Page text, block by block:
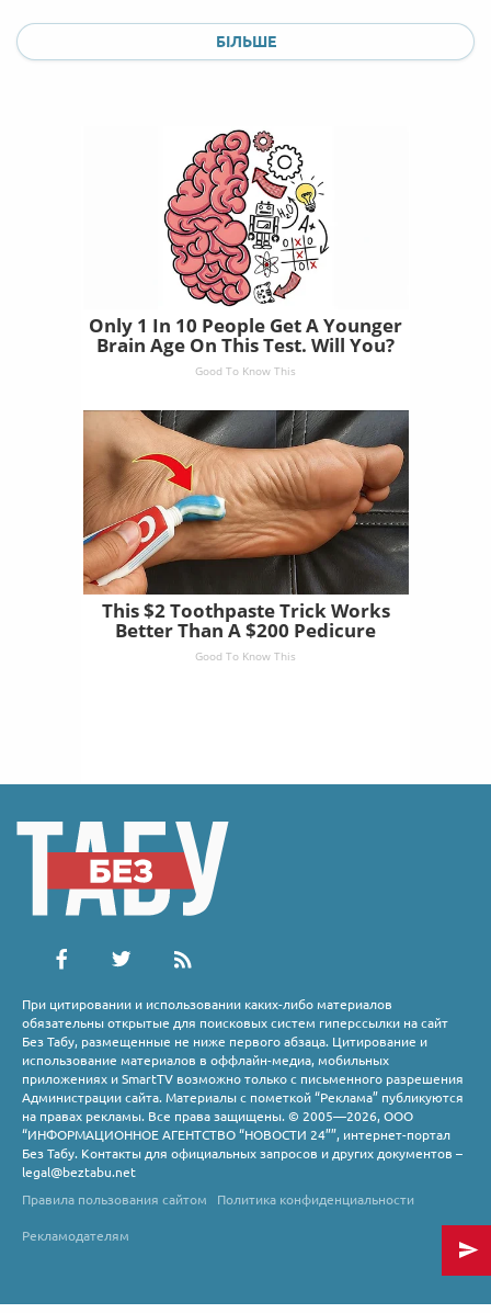
БІЛЬШЕ
Only 1 In 10 People Get A Younger
Brain Age On This Test. Will You?
Good To Know This
This $2 Toothpaste Trick Works
Better Than A $200 Pedicure
Good To Know This
При цитировании и использовании каких-либо материалов
обязательны открытые для поисковых систем гиперссылки на сайт
Без Табу, размещенные не ниже первого абзаца. Цитирование и
использование материалов в оффлайн-медиа, мобильных
приложениях и SmartTV возможно только с письменного разрешения
Администрации сайта. Материалы с пометкой “Реклама” публикуются
на правах рекламы. Все права защищены. © 2005—2026, ООО
“ИНФОРМАЦИОННОЕ АГЕНТСТВО “НОВОСТИ 24””, интернет-портал
Без Табу. Контакты для официальных запросов и других документов –
legal@beztabu.net
Правила пользования сайтом
Политика конфиденциальности
Рекламодателям